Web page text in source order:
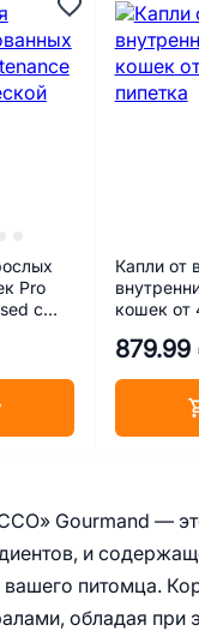
Gourmand —
и
питомца.
обладая при
Pro
с
Капли от
кошек от
879.99